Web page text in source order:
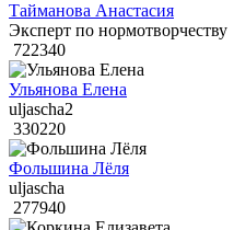
Тайманова Анастасия
Эксперт по нормотворчеству
722340
Ульянова Елена
uljascha2
330220
Фольшина Лёля
uljascha
277940